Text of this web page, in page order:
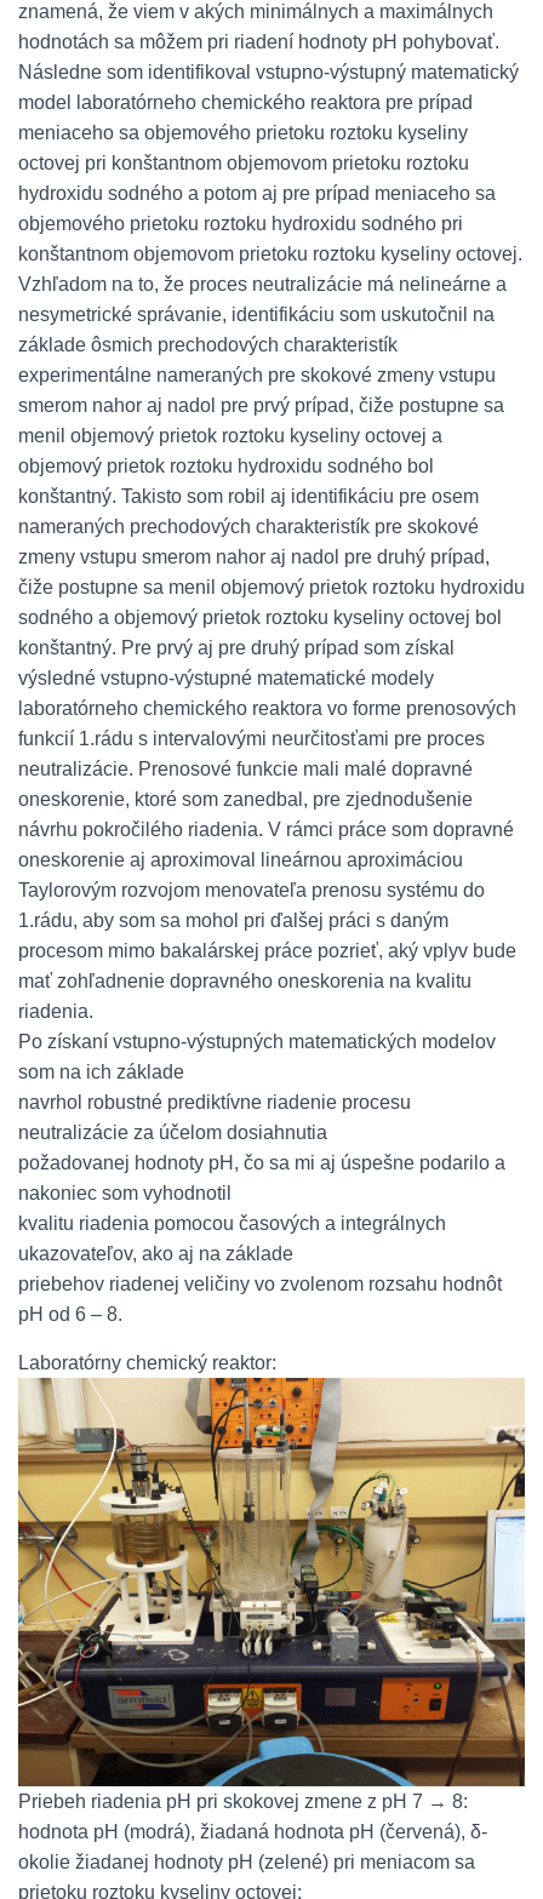
znamená, že viem v akých minimálnych a maximálnych
hodnotách sa môžem pri riadení hodnoty pH pohybovať.
Následne som identifikoval vstupno-výstupný matematický
model laboratórneho chemického reaktora pre prípad
meniaceho sa objemového prietoku roztoku kyseliny
octovej pri konštantnom objemovom prietoku roztoku
hydroxidu sodného a potom aj pre prípad meniaceho sa
objemového prietoku roztoku hydroxidu sodného pri
konštantnom objemovom prietoku roztoku kyseliny octovej.
Vzhľadom na to, že proces neutralizácie má nelineárne a
nesymetrické správanie, identifikáciu som uskutočnil na
základe ôsmich prechodových charakteristík
experimentálne nameraných pre skokové zmeny vstupu
smerom nahor aj nadol pre prvý prípad, čiže postupne sa
menil objemový prietok roztoku kyseliny octovej a
objemový prietok roztoku hydroxidu sodného bol
konštantný. Takisto som robil aj identifikáciu pre osem
nameraných prechodových charakteristík pre skokové
zmeny vstupu smerom nahor aj nadol pre druhý prípad,
čiže postupne sa menil objemový prietok roztoku hydroxidu
sodného a objemový prietok roztoku kyseliny octovej bol
konštantný. Pre prvý aj pre druhý prípad som získal
výsledné vstupno-výstupné matematické modely
laboratórneho chemického reaktora vo forme prenosových
funkcií 1.rádu s intervalovými neurčitosťami pre proces
neutralizácie. Prenosové funkcie mali malé dopravné
oneskorenie, ktoré som zanedbal, pre zjednodušenie
návrhu pokročilého riadenia. V rámci práce som dopravné
oneskorenie aj aproximoval lineárnou aproximáciou
Taylorovým rozvojom menovateľa prenosu systému do
1.rádu, aby som sa mohol pri ďalšej práci s daným
procesom mimo bakalárskej práce pozrieť, aký vplyv bude
mať zohľadnenie dopravného oneskorenia na kvalitu
riadenia.
Po získaní vstupno-výstupných matematických modelov
som na ich základe
navrhol robustné prediktívne riadenie procesu
neutralizácie za účelom dosiahnutia
požadovanej hodnoty pH, čo sa mi aj úspešne podarilo a
nakoniec som vyhodnotil
kvalitu riadenia pomocou časových a integrálnych
ukazovateľov, ako aj na základe
priebehov riadenej veličiny vo zvolenom rozsahu hodnôt
pH od 6 – 8.
Laboratórny chemický reaktor:
Priebeh riadenia pH pri skokovej zmene z pH 7 → 8:
hodnota pH (modrá), žiadaná hodnota pH (červená), δ-
okolie žiadanej hodnoty pH (zelené) pri meniacom sa
prietoku roztoku kyseliny octovej: